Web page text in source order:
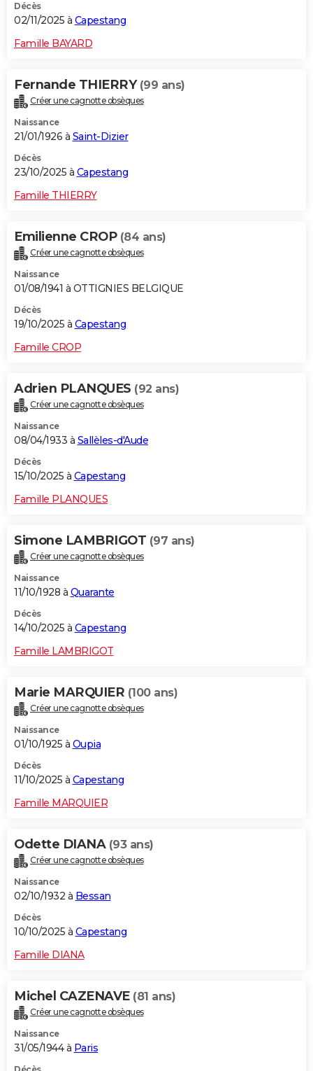
Décès
02/11/2025 à Capestang
Famille BAYARD
Fernande THIERRY (99 ans)
Créer une cagnotte obsèques
Naissance
21/01/1926 à Saint-Dizier
Décès
23/10/2025 à Capestang
Famille THIERRY
Emilienne CROP (84 ans)
Créer une cagnotte obsèques
Naissance
01/08/1941 à OTTIGNIES BELGIQUE
Décès
19/10/2025 à Capestang
Famille CROP
Adrien PLANQUES (92 ans)
Créer une cagnotte obsèques
Naissance
08/04/1933 à Sallèles-d'Aude
Décès
15/10/2025 à Capestang
Famille PLANQUES
Simone LAMBRIGOT (97 ans)
Créer une cagnotte obsèques
Naissance
11/10/1928 à Quarante
Décès
14/10/2025 à Capestang
Famille LAMBRIGOT
Marie MARQUIER (100 ans)
Créer une cagnotte obsèques
Naissance
01/10/1925 à Oupia
Décès
11/10/2025 à Capestang
Famille MARQUIER
Odette DIANA (93 ans)
Créer une cagnotte obsèques
Naissance
02/10/1932 à Bessan
Décès
10/10/2025 à Capestang
Famille DIANA
Michel CAZENAVE (81 ans)
Créer une cagnotte obsèques
Naissance
31/05/1944 à Paris
Décès